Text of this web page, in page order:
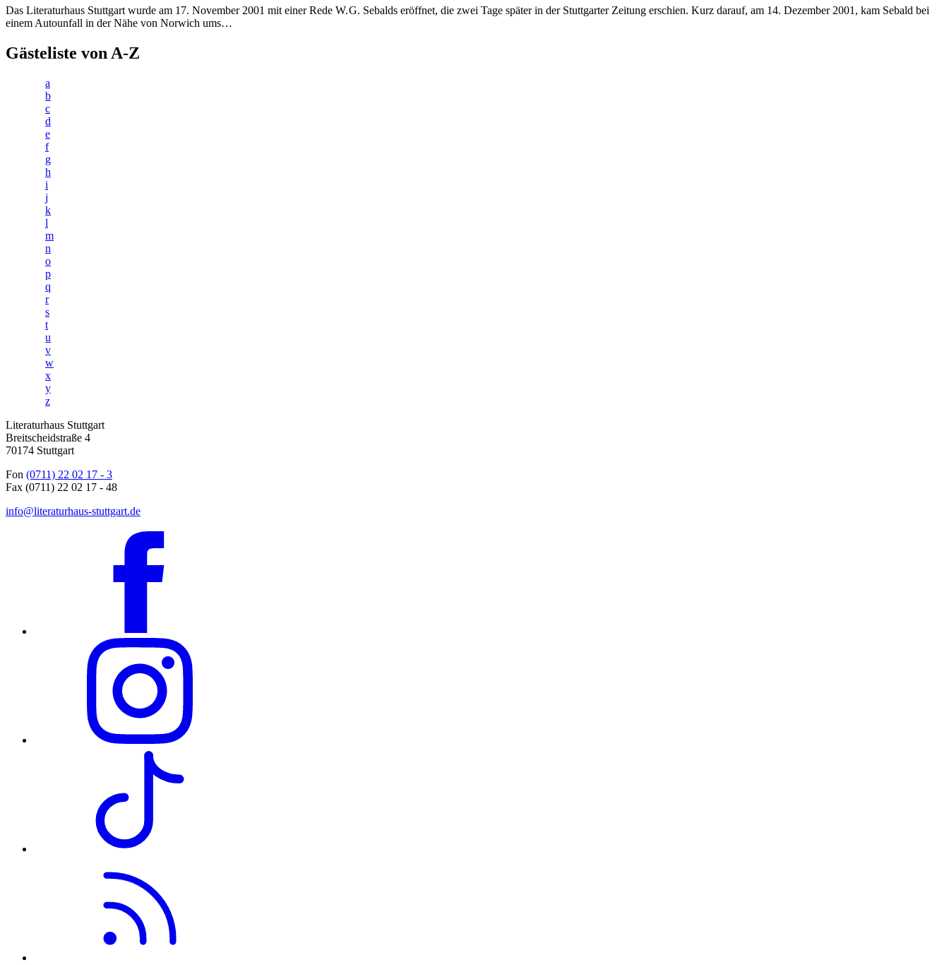
Das Literaturhaus Stuttgart wurde am 17. November 2001 mit einer Rede W. G. Sebalds eröffnet, die zwei Tage später in der Stuttgarter Zeitung erschien. Kurz darauf, am 14. Dezember 2001, kam Sebald bei
einem Autounfall in der Nähe von Norwich ums…
Gästeliste von A-Z
a
b
c
d
e
f
g
h
i
j
k
l
m
n
o
p
q
r
s
t
u
v
w
x
y
z
Literaturhaus Stuttgart
Breitscheidstraße 4
70174 Stuttgart
Fon (0711) 22 02 17 - 3
Fax (0711) 22 02 17 - 48
info@literaturhaus-stuttgart.de